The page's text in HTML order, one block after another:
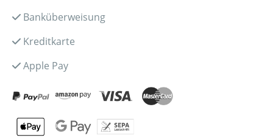
Banküberweisung
Kreditkarte
Apple Pay